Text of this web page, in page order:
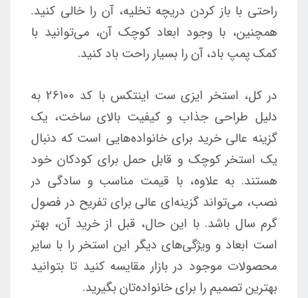
راحتی با باز کردن دریچه تخلیه، آن را خالی کنید.
همچنین، با وجود ابعاد کوچک آن، می‌توانید با
کمک پمپ باد، آن را بسیار راحت باد کنید.
در کل، استخر ایزی ست اینتکس با کد 26100 به
دلیل طراحی جذاب و کیفیت بالای ساخت، یک
گزینه عالی خرید برای خانواده‌هایی است که دنبال
یک استخر کوچک و قابل حمل برای کودکان خود
هستند. به علاوه، با قیمت مناسب و سادگی در
نصب، می‌تواند گزینه‌ای عالی برای تفریح در فصول
گرم سال باشد. با این حال، قبل از خرید آن، بهتر
است ابعاد و ویژگی‌های دیگر این استخر را با سایر
محصولات موجود در بازار مقایسه کنید تا بتوانید
بهترین تصمیم را برای خانواده‌تان بگیرید.